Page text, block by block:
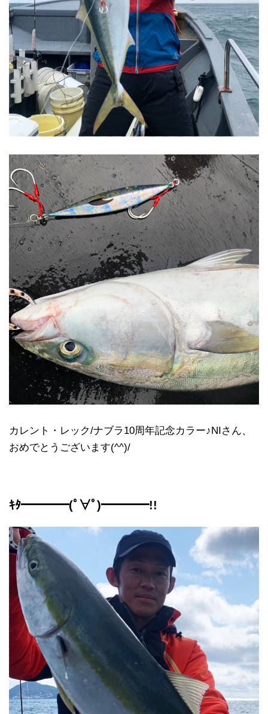
カレント・レック/ナブラ10周年記念カラー♪NIさん、
おめでとうございます(^^)/
ｷﾀ━━━━(ﾟ∀ﾟ)━━━━!!